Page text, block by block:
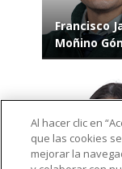
Francisco
Moñino
Al hacer clic en
que las cookies
mejorar la